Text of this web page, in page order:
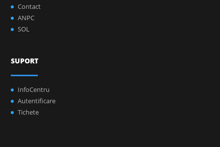
Contact
ANPC
SOL
SUPORT
InfoCentru
Autentificare
Tichete